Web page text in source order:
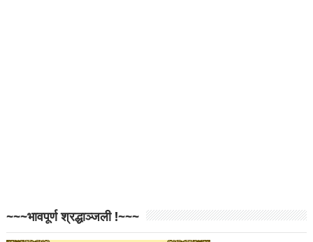
~~~भावपूर्ण श्रद्धाञ्जली !~~~